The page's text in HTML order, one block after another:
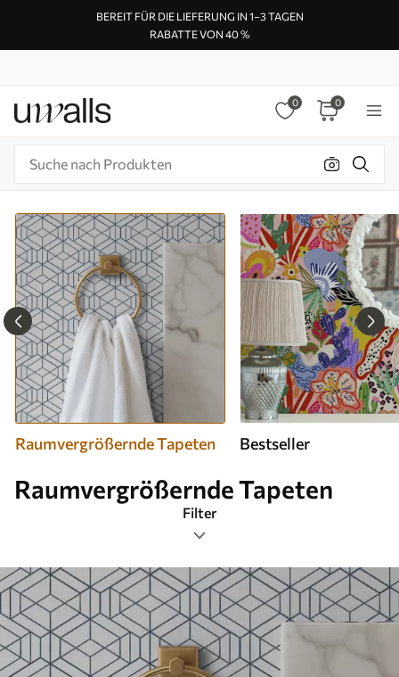
BEREIT FÜR DIE LIEFERUNG IN 1–3 TAGEN
RABATTE VON 40 %
0 0
Raumvergrößernde Tapeten Bestseller
Raumvergrößernde Tapeten
Filter
Tags
Am beliebtesten
Alle Filter löschen